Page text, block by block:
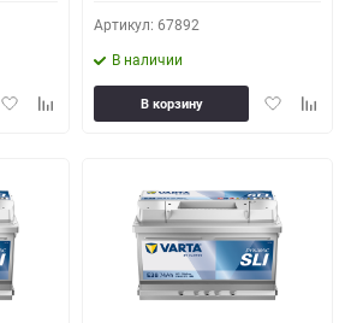
ДобавитьДобавить
Артикул: 67892
В наличии
Добавить
В корзину